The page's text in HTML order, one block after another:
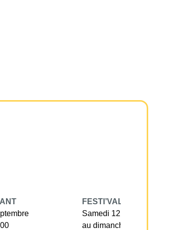
FESTI’VALLÉE
Samedi 12 Septembre
au dimanche 13 septembre